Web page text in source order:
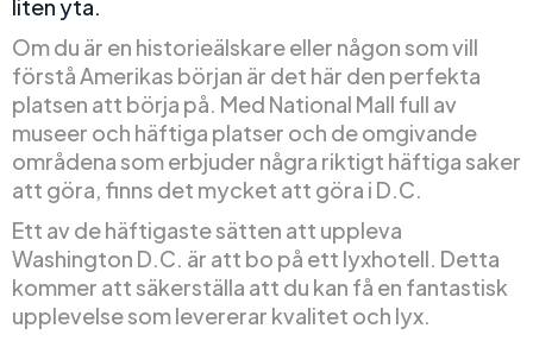
liten yta.
Om du är en historieälskare eller någon som vill
förstå Amerikas början är det här den perfekta
platsen att börja på. Med National Mall full av
museer och häftiga platser och de omgivande
områdena som erbjuder några riktigt häftiga saker
att göra, finns det mycket att göra i D.C.
Ett av de häftigaste sätten att uppleva
Washington D.C. är att bo på ett lyxhotell. Detta
kommer att säkerställa att du kan få en fantastisk
upplevelse som levererar kvalitet och lyx.